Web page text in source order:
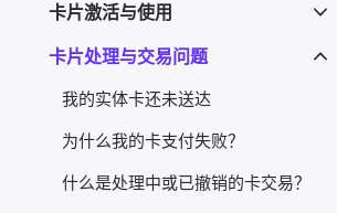
卡片激活与使用
卡片处理与交易问题
我的实体卡还未送达
为什么我的卡支付失败？
什么是处理中或已撤销的卡交易？